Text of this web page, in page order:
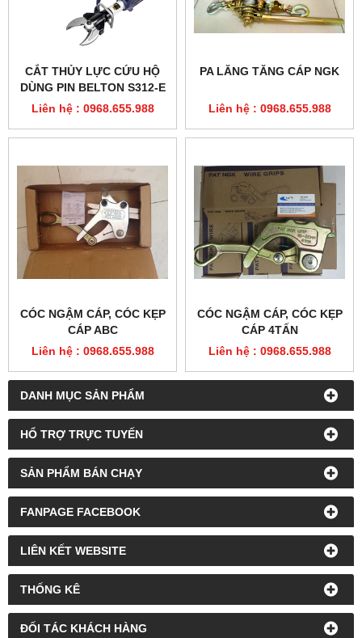
DANH MỤC SẢN PHẨM
HỔ TRỢ TRỰC TUYẾN
SẢN PHẨM BÁN CHẠY
FANPAGE FACEBOOK
LIÊN KẾT WEBSITE
THỐNG KÊ
ĐỐI TÁC KHÁCH HÀNG
CẮT THỦY LỰC CỨU HỘ
DÙNG PIN BELTON S312-E
Liên hệ : 0968.655.988
PA LĂNG TĂNG CÁP NGK
Liên hệ : 0968.655.988
CÓC NGẬM CÁP, CÓC KẸP
CÁP ABC
Liên hệ : 0968.655.988
CÓC NGẬM CÁP, CÓC KẸP
CÁP 4TẤN
Liên hệ : 0968.655.988